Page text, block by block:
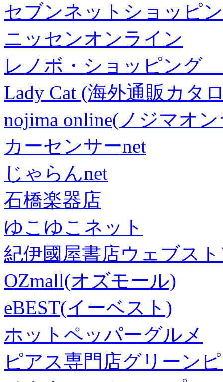
セブンネットショッピ
ニッセンオンライン
レノボ・ショッピング
Lady Cat (海外通販カタ
nojima online(ノジマオ
カーセンサーnet
じゃらんnet
石橋楽器店
ゆこゆこネット
紀伊國屋書店ウェブス
OZmall(オズモール)
eBEST(イーベスト)
ホットペッパーグルメ
ピアス専門店グリーン